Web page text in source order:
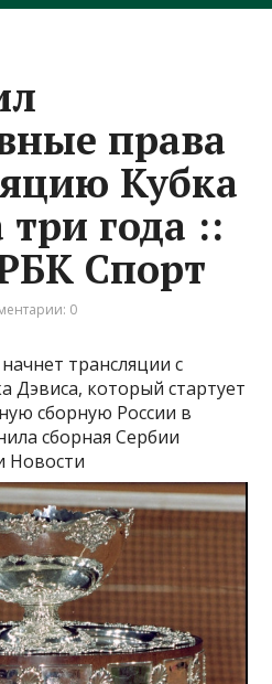
права
Кубка
года ::
Спорт
0
трансляции с
Дэвиса, который стартует
сборную России в
сборная Сербии
Новости